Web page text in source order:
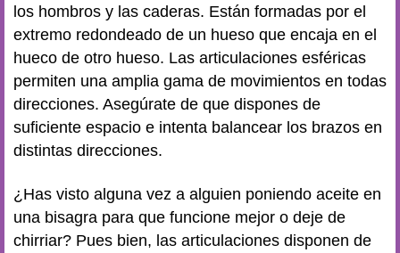
los hombros y las caderas. Están formadas por el
extremo redondeado de un hueso que encaja en el
hueco de otro hueso. Las articulaciones esféricas
permiten una amplia gama de movimientos en todas
direcciones. Asegúrate de que dispones de
suficiente espacio e intenta balancear los brazos en
distintas direcciones.
¿Has visto alguna vez a alguien poniendo aceite en
una bisagra para que funcione mejor o deje de
chirriar? Pues bien, las articulaciones disponen de